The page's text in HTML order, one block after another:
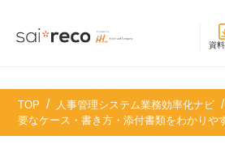
資
TOP 人事管理システム業務効率化ナビ
要なケース・書き方・添付書類をわかりや